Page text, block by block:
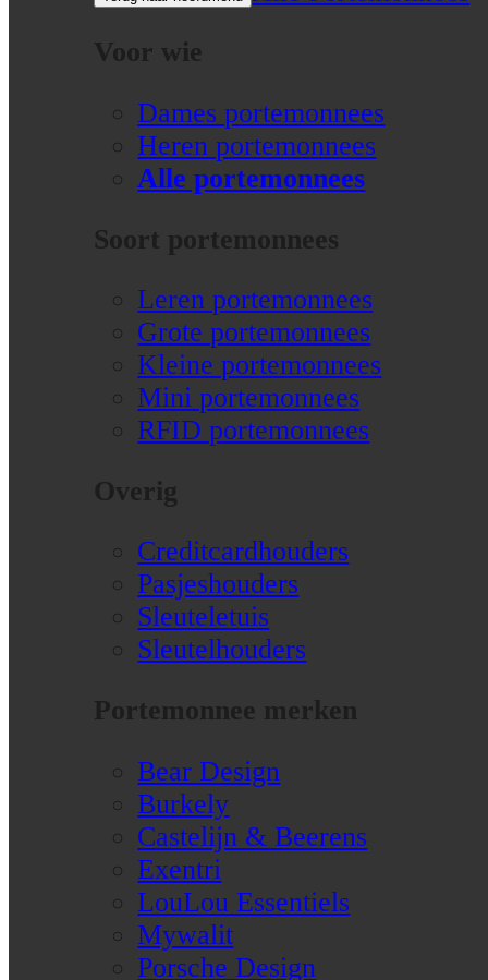
Voor wie
Dames portemonnees
Heren portemonnees
Alle portemonnees
Soort portemonnees
Leren portemonnees
Grote portemonnees
Kleine portemonnees
Mini portemonnees
RFID portemonnees
Overig
Creditcardhouders
Pasjeshouders
Sleuteletuis
Sleutelhouders
Portemonnee merken
Bear Design
Burkely
Castelijn & Beerens
Exentri
LouLou Essentiels
Mywalit
Porsche Design